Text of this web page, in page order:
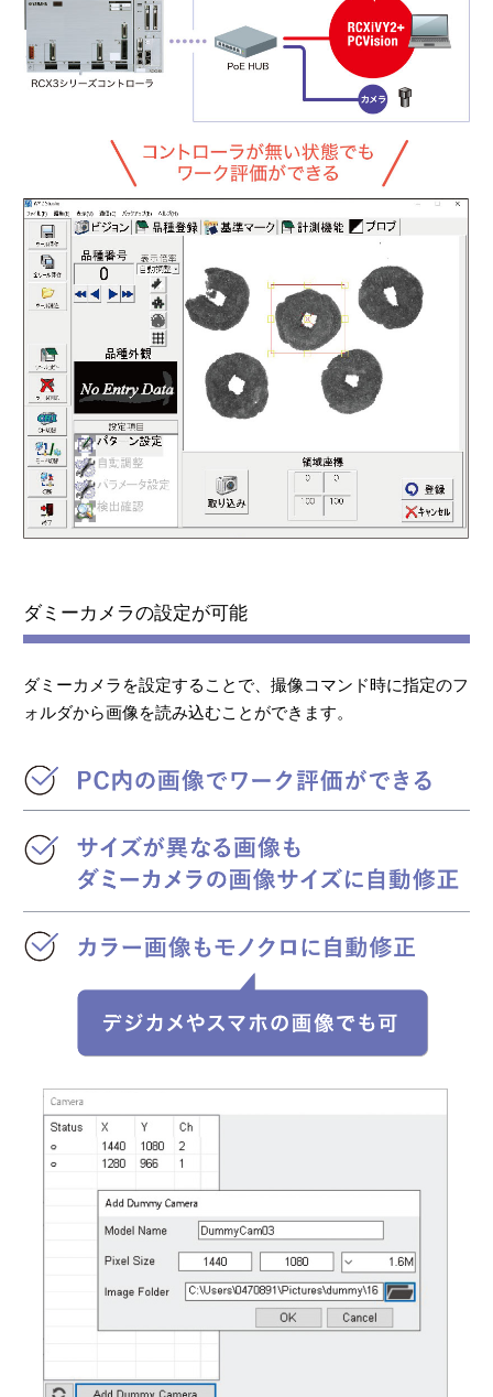
ダミーカメラの設定が可能
ダミーカメラを設定することで、撮像コマンド時に指定のフ
ォルダから画像を読み込むことができます。